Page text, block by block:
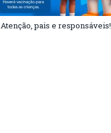
Atenção, pais e responsáveis!